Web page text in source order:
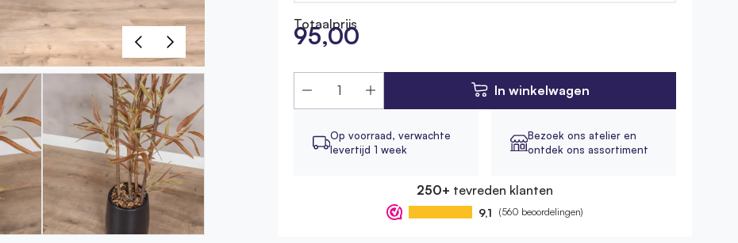
Totaalprijs
95,00
In winkelwagen
Op voorraad, verwachte
levertijd 1 week
Bezoek ons atelier en
ontdek ons assortiment
250+ tevreden klanten
9,1 (560 beoordelingen)